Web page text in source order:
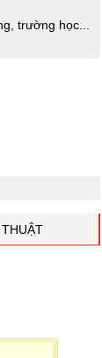
trường học...